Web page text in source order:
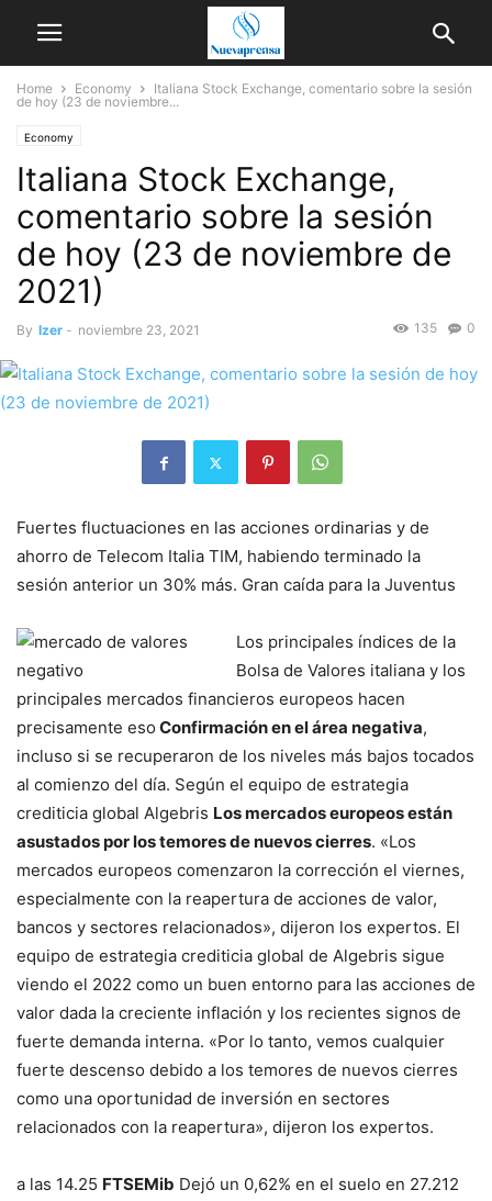
Home Economy
Italiana Stock Exchange, comentario sobre la sesión
de hoy (23 de noviembre...
Economy
Italiana Stock Exchange,
comentario sobre la sesión
de hoy (23 de noviembre de
2021)
By Izer - noviembre 23, 2021 0
135
Fuertes fluctuaciones en las acciones ordinarias y de
ahorro de Telecom Italia TIM, habiendo terminado la
sesión anterior un 30% más. Gran caída para la Juventus
Los principales índices de la
Bolsa de Valores italiana y los
principales mercados financieros europeos hacen
precisamente eso Confirmación en el área negativa,
incluso si se recuperaron de los niveles más bajos tocados
al comienzo del día. Según el equipo de estrategia
crediticia global Algebris Los mercados europeos están
asustados por los temores de nuevos cierres. «Los
mercados europeos comenzaron la corrección el viernes,
especialmente con la reapertura de acciones de valor,
bancos y sectores relacionados», dijeron los expertos. El
equipo de estrategia crediticia global de Algebris sigue
viendo el 2022 como un buen entorno para las acciones de
valor dada la creciente inflación y los recientes signos de
fuerte demanda interna. «Por lo tanto, vemos cualquier
fuerte descenso debido a los temores de nuevos cierres
como una oportunidad de inversión en sectores
relacionados con la reapertura», dijeron los expertos.
a las 14.25 FTSEMib Dejó un 0,62% en el suelo en 27.212